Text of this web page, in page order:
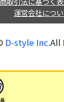
運営会社につ
D-style Inc.All